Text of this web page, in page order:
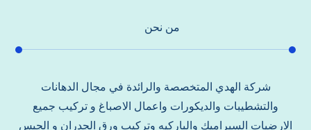
من نحن
شركة الهدي المتخصصة والرائدة في مجال الدهانات
والتشطيبات والديكورات واعمال الاصباغ و تركيب جميع
الارضيات السيراميك والباركيه وتركيب ورق الجدران و الجبس